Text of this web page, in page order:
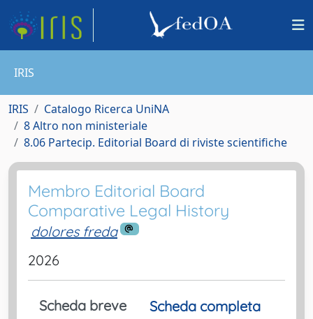
IRIS
IRIS
Catalogo Ricerca UniNA
8 Altro non ministeriale
8.06 Partecip. Editorial Board di riviste scientifiche
Membro Editorial Board
Comparative Legal History
dolores freda
2026
Scheda breve
Scheda completa